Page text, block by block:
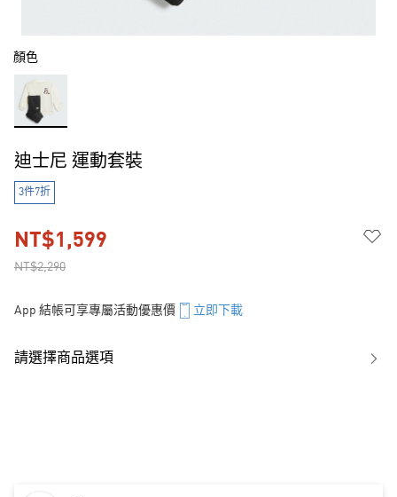
顏色
迪士尼 運動套裝
3件7折
NT$2,290
NT$1,599
App 結帳可享專屬活動優惠價 立即下載
請選擇商品選項